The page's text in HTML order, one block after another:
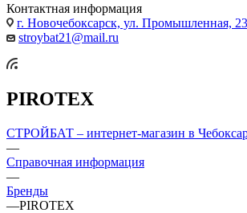
Контактная информация
г. Новочебоксарск, ул. Промышленная, 23
stroybat21@mail.ru
PIROTEX
СТРОЙБАТ – интернет-магазин в
—
Справочная информация
—
Бренды
—PIROTEX